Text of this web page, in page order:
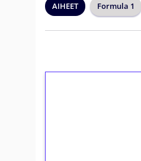
AIHEET Formula 1